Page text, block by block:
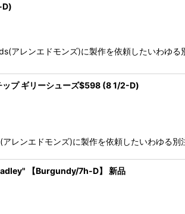
D)
アレンエドモンズ)に製作を依頼したいわゆ
ップ ギリーシューズ$598 (8 1/2-D)
レンエドモンズ)に製作を依頼したいわゆる
【Burgundy/7h-D】 新品